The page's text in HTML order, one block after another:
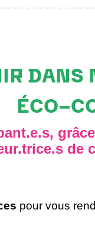
DANS
ÉCO-
de
pour vous